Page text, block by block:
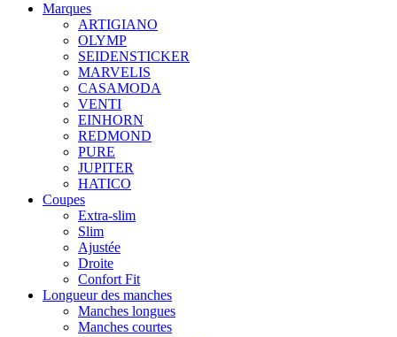
Marques
ARTIGIANO
OLYMP
SEIDENSTICKER
MARVELIS
CASAMODA
VENTI
EINHORN
REDMOND
PURE
JUPITER
HATICO
Coupes
Extra-slim
Slim
Ajustée
Droite
Confort Fit
Longueur des manches
Manches longues
Manches courtes